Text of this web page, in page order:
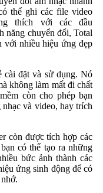
thể ghi các file video
thích với các đầu
chuyển đổi, Total
với nhiều hiệu ứng đẹp
cài đặt và sử dụng. Nó
không làm mất đi chất
còn cho phép bạn
và video, hay trích
còn được tích hợp các
có thể tạo ra những
bức ảnh thành các
ứng sinh động để có